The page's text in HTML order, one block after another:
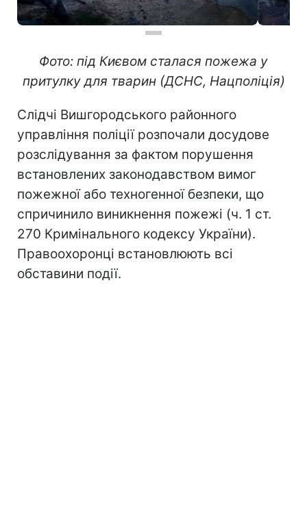
Фото: під Києвом сталася пожежа у
притулку для тварин (ДСНС, Нацполіція)
Слідчі Вишгородського районного
управління поліції розпочали досудове
розслідування за фактом порушення
встановлених законодавством вимог
пожежної або техногенної безпеки, що
спричинило виникнення пожежі (ч. 1 ст.
270 Кримінального кодексу України).
Правоохоронці встановлюють всі
обставини події.